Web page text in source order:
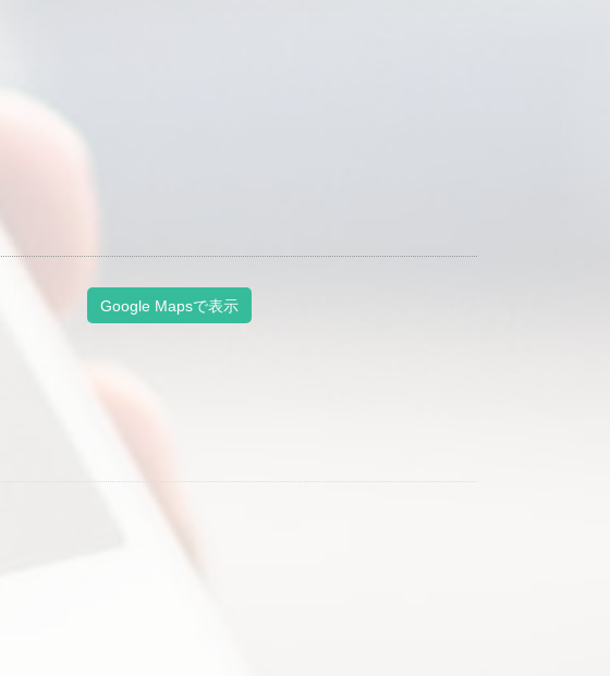
Google Mapsで表示